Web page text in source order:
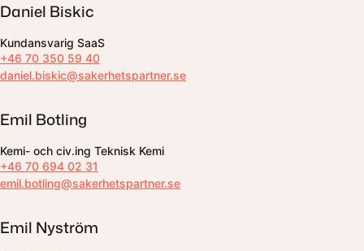
Daniel Biskic
Kundansvarig SaaS
+46 70 350 59 40
daniel.biskic@sakerhetspartner.se
Emil Botling
Kemi- och civ.ing Teknisk Kemi
+46 70 694 02 31
emil.botling@sakerhetspartner.se
Emil Nyström